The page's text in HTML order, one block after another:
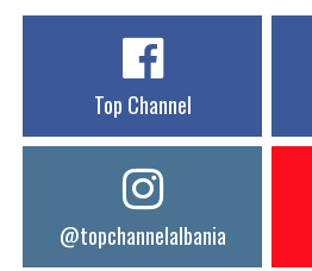
Top Channel
@topchannelalbania